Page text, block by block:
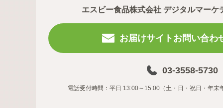
エスビー食品株式会社 デジタルマーケ
お届けサイトお問い合わ
03-3558-5730
電話受付時間：平日 13:00～15:00（土・日・祝日・年末